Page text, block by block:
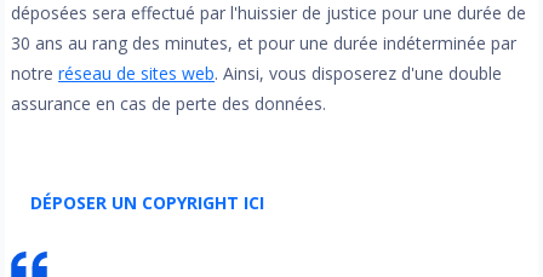
déposées sera effectué par l'huissier de justice pour une durée de
30 ans au rang des minutes, et pour une durée indéterminée par
notre réseau de sites web. Ainsi, vous disposerez d'une double
assurance en cas de perte des données.
DÉPOSER UN COPYRIGHT ICI